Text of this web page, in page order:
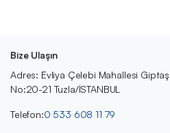
Bize Ulaşın
Adres: Evliya Çelebi Mahallesi
No:20-21 Tuzla/İSTANBUL
Telefon:0 533 608 11 79